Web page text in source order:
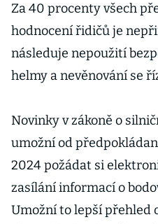
Za 40 procenty všech
hodnocení řidičů je
následuje nepoužití
helmy a nevěnování se
Novinky v zákoně o
umožní od
2024 požádat si
zasílání informací o
Umožní to lepší přehled